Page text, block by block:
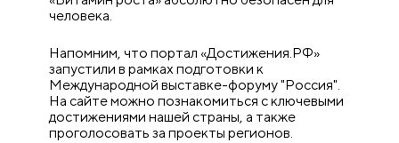
человека.
Напомним, что портал «Достижения.РФ»
запустили в рамках подготовки к
Международной выставке-форуму "Россия".
На сайте можно познакомиться с ключевыми
достижениями нашей страны, а также
проголосовать за проекты регионов.